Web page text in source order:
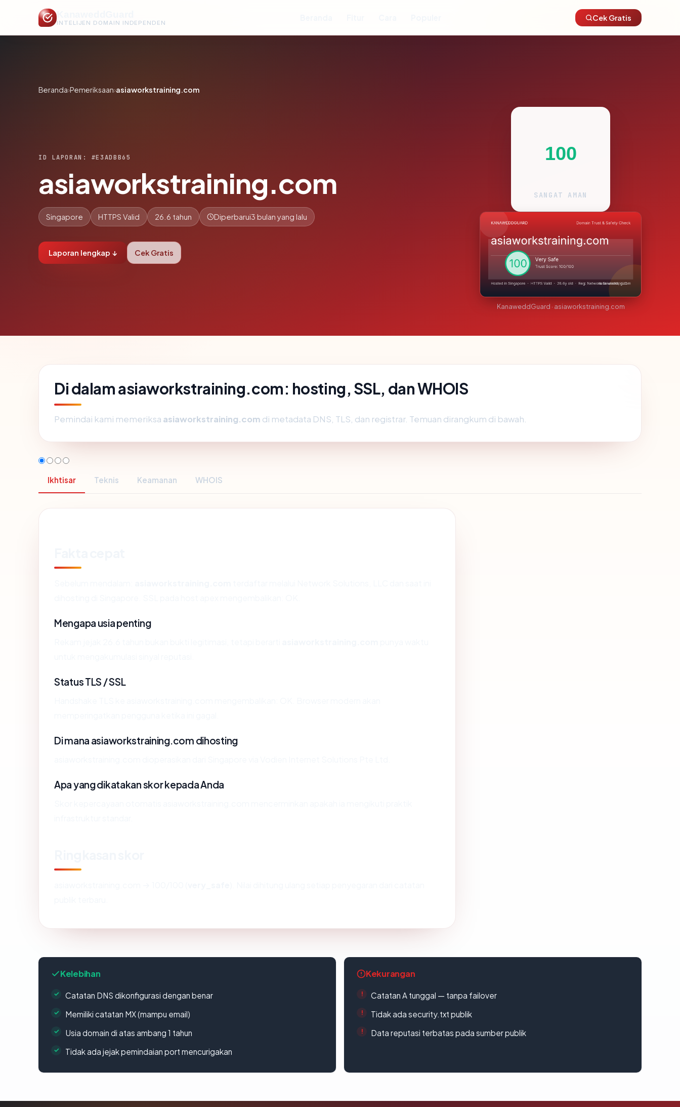
INTELIJEN DOMAIN INDEPENDEN
Cek Gratis
Beranda›Pemeriksaan›asiaworkstraining.com
ID LAPORAN: #E3ADBB65
asiaworkstraining.com
Singapore HTTPS Valid 26.6 tahun Diperbarui3 bulan yang lalu
Laporan lengkap ↓ Cek Gratis
100
SANGAT AMAN
KanaweddGuard · asiaworkstraining.com
Di dalam asiaworkstraining.com: hosting, SSL, dan WHOIS
Pemindai kami memeriksa asiaworkstraining.com di metadata DNS, TLS, dan registrar. Temuan dirangkum di bawah.
Ikhtisar Teknis Keamanan WHOIS
Mengapa usia penting
Status TLS / SSL
Di mana asiaworkstraining.com dihosting
Apa yang dikatakan skor kepada Anda
Kelebihan
Catatan DNS dikonfigurasi dengan benar
Memiliki catatan MX (mampu email)
Usia domain di atas ambang 1 tahun
Tidak ada jejak pemindaian port mencurigakan
Kekurangan
Catatan A tunggal — tanpa failover
Tidak ada security.txt publik
Data reputasi terbatas pada sumber publik